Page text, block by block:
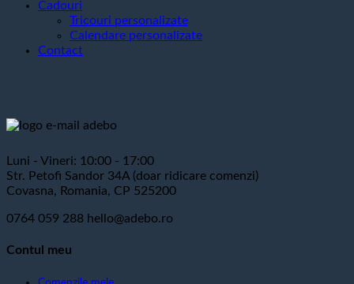
Cadouri
Tricouri personalizate
Calendare personalizate
Contact
Luni - Vineri: 10:00 - 17:00
Str. Petofi Sandor 34A (doar ridicare comenzi)
Covasna, Romania, CP 525200
0764 059 288 hello@adebo.ro
Contul meu